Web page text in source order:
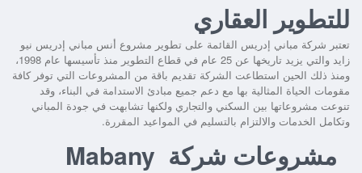
للتطوير العقاري
تعتبر شركة مباني إدريس القائمة على تطوير مشروع أنس مباني إدريس نيو
زايد
والتي يزيد تاريخها عن 25 عام في قطاع التطوير منذ تأسيسها عام 1998،
ومنذ ذلك الحين استطاعت الشركة تقديم باقة من المشروعات التي توفر كافة
مقومات الحياة المثالية بها مع دعم جميع مبادئ الاستدامة في البناء، وقد
تنوعت مشروعاتها بين السكني والتجاري ولكنها تشابهت في جودة المباني
وتكامل الخدمات والالتزام بالتسليم في المواعيد المقررة.
مشروعات شركة Mabany